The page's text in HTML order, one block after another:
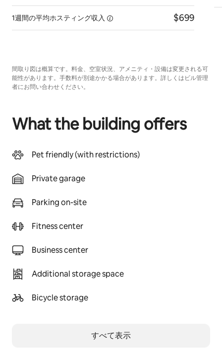
1週間の平均ホスティング収入 $699
間取り図は概算です。料金、空室状況、アメニティ・設備は変更される可
能性があります。手数料が別途かかる場合があります。詳しくはビル管理
者にお問い合わせください。
What the building offers
Pet friendly (with restrictions)
Private garage
Parking on-site
Fitness center
Business center
Additional storage space
Bicycle storage
すべて表示